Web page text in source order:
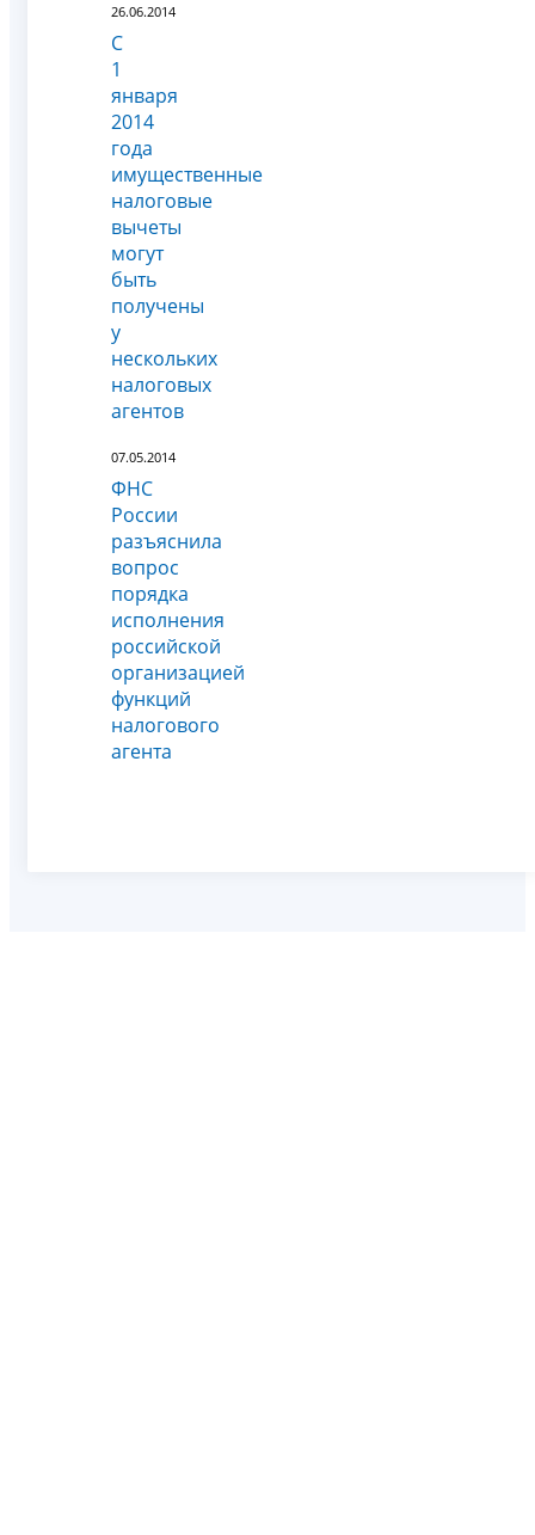
26.06.2014
С
1
января
2014
года
имущественные
налоговые
вычеты
могут
быть
получены
у
нескольких
налоговых
агентов
07.05.2014
ФНС
России
разъяснила
вопрос
порядка
исполнения
российской
организацией
функций
налогового
агента